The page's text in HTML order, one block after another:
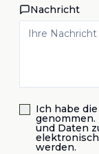
Nachricht
Ich habe die
genommen.
und Daten
werden.